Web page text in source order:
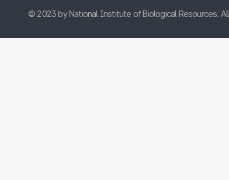
© 2023 by National Institute of Biological Resources.